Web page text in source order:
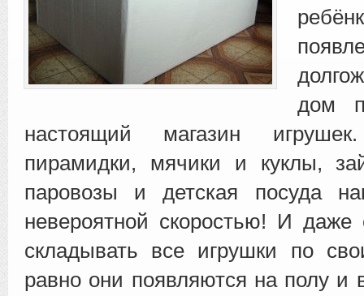
дом
настоящий магазин
пирамидки, мячики и куклы,
паровозы и детская посуда
невероятной скоростью! И даже
складывать все игрушки по
равно они появляются на полу и